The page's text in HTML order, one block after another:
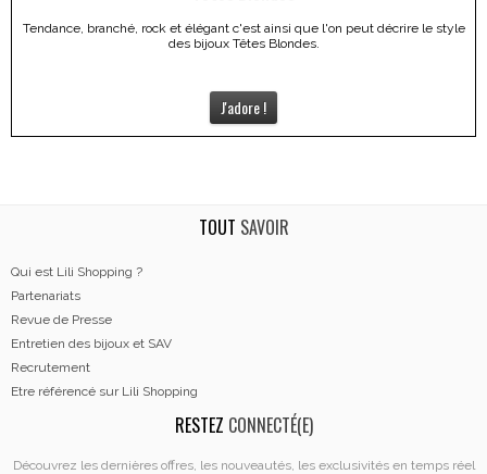
Tendance, branché, rock et élégant c'est ainsi que l'on peut décrire le style
des bijoux Têtes Blondes.
J'adore !
TOUT SAVOIR
Qui est Lili Shopping ?
Partenariats
Revue de Presse
Entretien des bijoux et SAV
Recrutement
Etre référencé sur Lili Shopping
RESTEZ CONNECTÉ(E)
Découvrez les dernières offres, les nouveautés, les exclusivités en temps réel